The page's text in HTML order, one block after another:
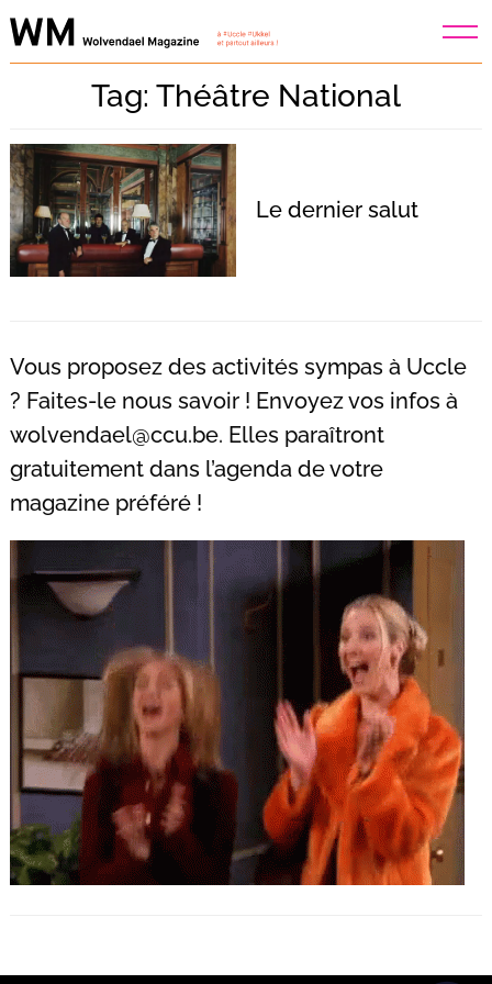
Skip
to
Tag: Théâtre National
Le dernier salut
Vous proposez des activités sympas à Uccle
? Faites-le nous savoir ! Envoyez vos infos à
wolvendael@ccu.be. Elles paraîtront
gratuitement dans l’agenda de votre
magazine préféré !
Recherche
pour
: